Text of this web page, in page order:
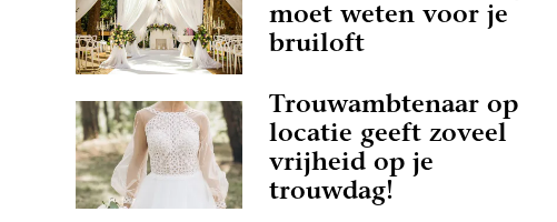
moet weten voor je
bruiloft
Trouwambtenaar op
locatie geeft zoveel
vrijheid op je
trouwdag!